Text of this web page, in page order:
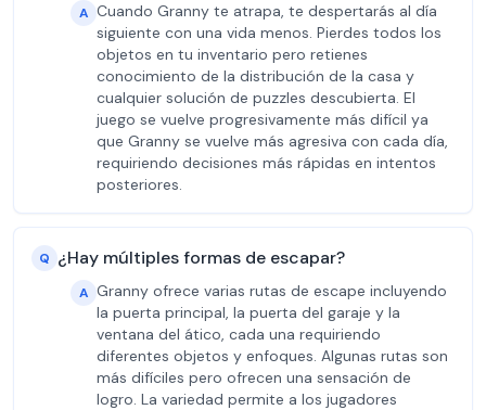
A Cuando Granny te atrapa, te despertarás al día
siguiente con una vida menos. Pierdes todos los
objetos en tu inventario pero retienes
conocimiento de la distribución de la casa y
cualquier solución de puzzles descubierta. El
juego se vuelve progresivamente más difícil ya
que Granny se vuelve más agresiva con cada día,
requiriendo decisiones más rápidas en intentos
posteriores.
Q ¿Hay múltiples formas de escapar?
A Granny ofrece varias rutas de escape incluyendo
la puerta principal, la puerta del garaje y la
ventana del ático, cada una requiriendo
diferentes objetos y enfoques. Algunas rutas son
más difíciles pero ofrecen una sensación de
logro. La variedad permite a los jugadores